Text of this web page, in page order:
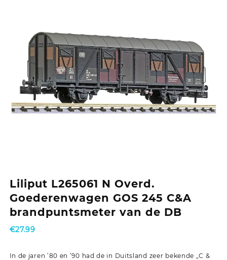
Liliput L265061 N Overd.
Goederenwagen GOS 245 C&A
brandpuntsmeter van de DB
€27.99
In de jaren ’80 en ’90 had de in Duitsland zeer bekende „C &